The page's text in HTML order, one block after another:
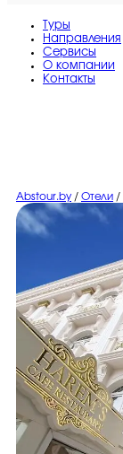
Туры
Направления
Сервисы
O компании
Контакты
Abstour.by / Отели /